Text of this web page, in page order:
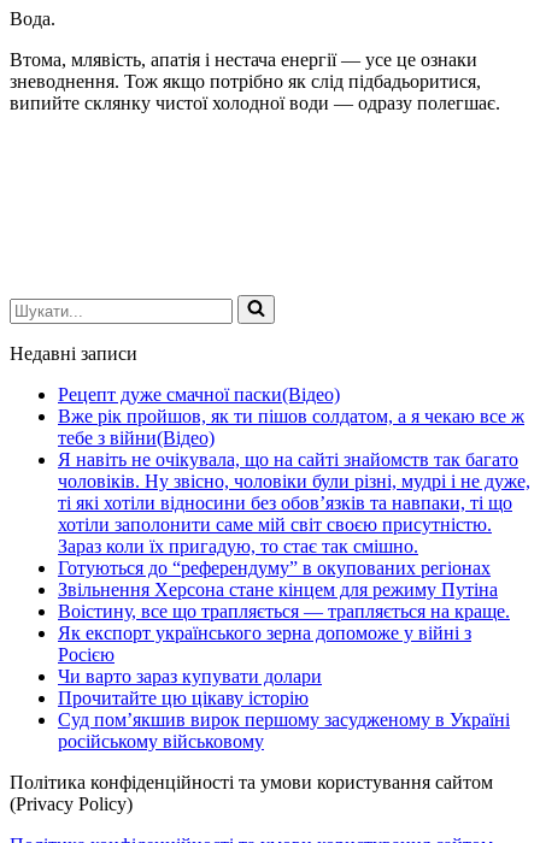
Вода.
Втома, млявість, апатія і нестача енергії — усе це ознаки
зневоднення. Тож якщо потрібно як слід підбадьоритися,
випийте склянку чистої холодної води — одразу полегшає.
Шукати...
Недавні записи
Рецепт дуже смачної паски(Відео)
Вже рік пройшов, як ти пішов солдатом, а я чекаю все ж
тебе з війни(Відео)
Я навіть не очікувала, що на сайті знайомств так багато
чоловіків. Ну звісно, чоловіки були різні, мудрі і не дуже,
ті які хотіли відносини без обов’язків та навпаки, ті що
хотіли заполонити саме мій світ своєю присутністю.
Зараз коли їх пригадую, то стає так смішно.
Готуються до “референдуму” в окупованих регіонах
Звільнення Херсона стане кінцем для режиму Путіна
Воістину, все що трапляється — трапляється на краще.
Як експорт українського зерна допоможе у війні з
Росією
Чи варто зараз купувати долари
Прочитайте цю цікаву історію
Суд пом’якшив вирок першому засудженому в Україні
російському військовому
Політика конфіденційності та умови користування сайтом
(Privacy Policy)